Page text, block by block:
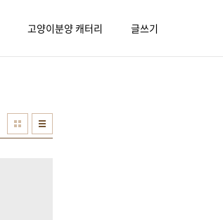
고양이분양 캐터리 글쓰기